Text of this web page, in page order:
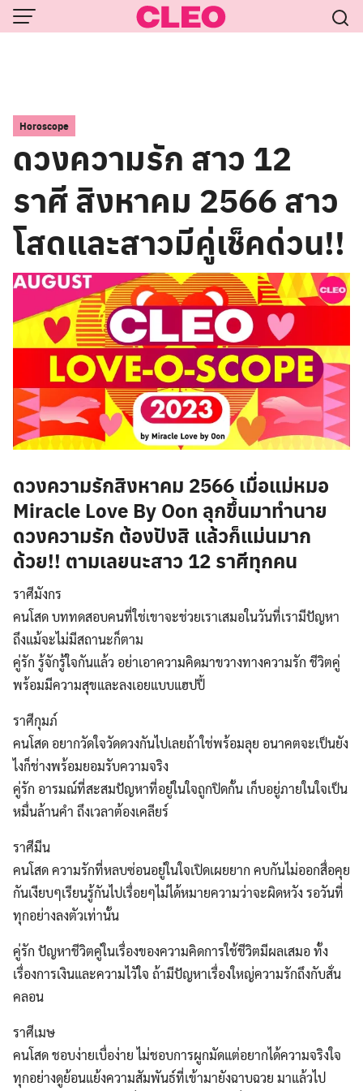
Skip
to
Horoscope
ดวงความรัก สาว 12
ราศี สิงหาคม 2566 สาว
โสดและสาวมีคู่เช็คด่วน!!
ดวงความรักสิงหาคม 2566 เมื่อแม่หมอ
Miracle Love By Oon ลุกขึ้นมาทำนาย
ดวงความรัก ต้องปังสิ แล้วก็แม่นมาก
ด้วย!! ตามเลยนะสาว 12 ราศีทุกคน
ราศีมังกร
คนโสด บททดสอบคนที่ใช่เขาจะช่วยเราเสมอในวันที่เรามีปัญหา
ถึงแม้จะไม่มีสถานะก็ตาม
คู่รัก รู้จักรู้ใจกันแล้ว อย่าเอาความคิดมาขวางทางความรัก ชีวิตคู่
พร้อมมีความสุขและลงเอยแบบแฮปปี้
ราศีกุมภ์
คนโสด อยากวัดใจวัดดวงกันไปเลยถ้าใช่พร้อมลุย อนาคตจะเป็นยัง
ไงก็ช่างพร้อมยอมรับความจริง
คู่รัก อารมณ์ที่สะสมปัญหาที่อยู่ในใจถูกปิดกั้น เก็บอยู่ภายในใจเป็น
หมื่นล้านคำ ถึงเวลาต้องเคลียร์
ราศีมีน
คนโสด ความรักที่หลบซ่อนอยู่ในใจเปิดเผยยาก คบกันไม่ออกสื่อคุย
กันเงียบๆเรียนรู้กันไปเรื่อยๆไม่ได้หมายความว่าจะผิดหวัง รอวันที่
ทุกอย่างลงตัวเท่านั้น
คู่รัก ปัญหาชีวิตคู่ในเรื่องของความคิดการใช้ชีวิตมีผลเสมอ ทั้ง
เรื่องการเงินและความไวัใจ ถ้ามีปัญหาเรื่องใหญ่ความรักถึงกับสั่น
คลอน
ราศีเมษ
คนโสด ชอบง่ายเบื่อง่าย ไม่ชอบการผูกมัดแต่อยากได้ความจริงใจ
ทุกอย่างดูย้อนแย้งความสัมพันธ์ที่เข้ามายังฉาบฉวย มาแล้วไป